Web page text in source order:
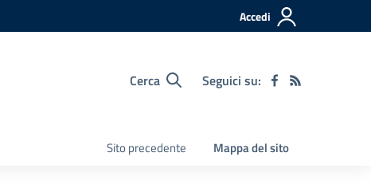
Accedi
Cerca Seguici su:
Sito precedente Mappa del sito